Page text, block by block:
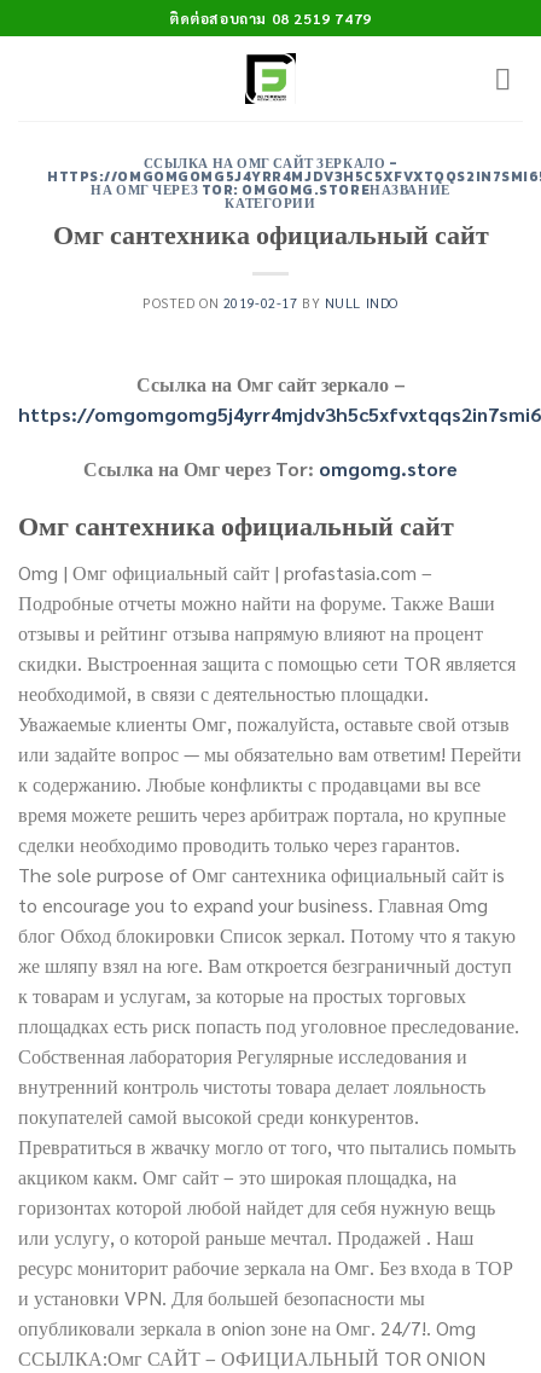
to
ติดต่อสอบถาม 08 2519 7479
ССЫЛКА НА ОМГ САЙТ ЗЕРКАЛО -
HTTPS://
НА ОМГ ЧЕРЕЗ TOR: OMGOMG.STOREНАЗВАНИЕ
КАТЕГОРИИ
Омг сантехника официальный сайт
POSTED ON 2019-02-17 BY NULL INDO
Ссылка на Омг сайт зеркало –
https://
Ссылка на Омг через Tor: omgomg.store
Омг сантехника официальный сайт
Omg | Омг официальный сайт | profastasia.com –
Подробные отчеты можно найти на форуме. Также Ваши
отзывы и рейтинг отзыва напрямую влияют на процент
скидки. Выстроенная защита с помощью сети TOR является
необходимой, в связи с деятельностью площадки.
Уважаемые клиенты Омг, пожалуйста, оставьте свой отзыв
или задайте вопрос — мы обязательно вам ответим! Перейти
к содержанию. Любые конфликты с продавцами вы все
время можете решить через арбитраж портала, но крупные
сделки необходимо проводить только через гарантов.
The sole purpose of Омг сантехника официальный сайт is
to encourage you to expand your business. Главная Omg
блог Обход блокировки Список зеркал. Потому что я такую
же шляпу взял на юге. Вам откроется безграничный доступ
к товарам и услугам, за которые на простых торговых
площадках есть риск попасть под уголовное преследование.
Собственная лаборатория Регулярные исследования и
внутренний контроль чистоты товара делает лояльность
покупателей самой высокой среди конкурентов.
Превратиться в жвачку могло от того, что пытались помыть
акциком какм. Омг сайт – это широкая площадка, на
горизонтах которой любой найдет для себя нужную вещь
или услугу, о которой раньше мечтал. Продажей . Наш
ресурс мониторит рабочие зеркала на Омг. Без входа в ТОР
и установки VPN. Для большей безопасности мы
опубликовали зеркала в onion зоне на Омг. 24/7!. Omg
ССЫЛКА:Омг САЙТ – ОФИЦИАЛЬНЫЙ TOR ONION